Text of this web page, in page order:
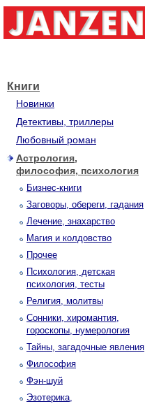
Книги
Новинки
Детективы, триллеры
Любовный роман
Астрология,
философия, психология
Бизнес-книги
Заговоры, обереги, гадания
Лечение, знахарство
Магия и колдовство
Прочее
Психология, детская
психология, тесты
Религия, молитвы
Сонники, хиромантия,
гороскопы, нумерология
Тайны, загадочные явления
Философия
Фэн-шуй
Эзотерика,